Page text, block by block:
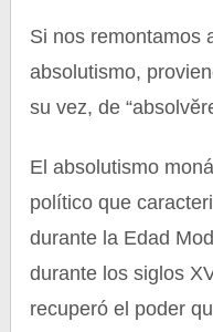
Si nos remontamos
absolutismo,
su vez, de
El absolutismo
político que
durante la Edad
durante los siglos
recuperó el poder